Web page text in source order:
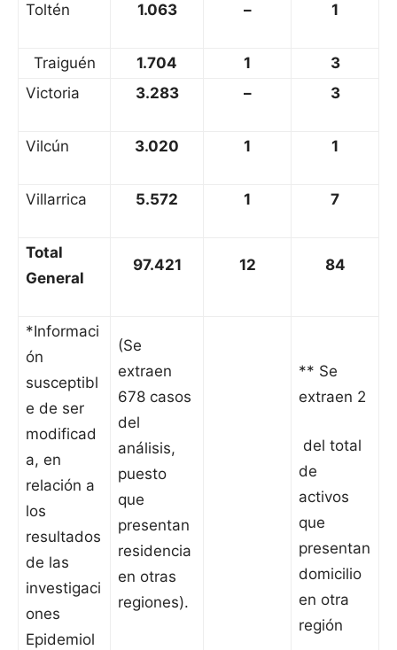
Toltén 1.063 – 1
Traiguén 1.704 1
3
Victoria
3.283 – 3
Vilcún 3.020 1 1
Villarrica 5.572 1 7
Total
General
97.421 12 84
*Informaci
ón
susceptibl
e de ser
modificad
a, en
relación a
los
resultados
de las
investigaci
ones
Epidemiol
(Se
extraen
678 casos
del
análisis,
puesto
que
presentan
residencia
en otras
regiones).
** Se
extraen 2
del total
de
activos
que
presentan
domicilio
en otra
región